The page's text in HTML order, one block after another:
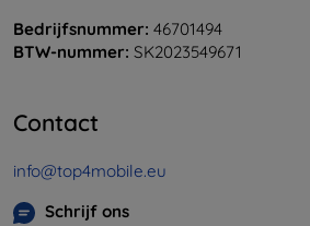
Bedrijfsnummer: 46701494
BTW-nummer: SK2023549671
Contact
info@top4mobile.eu
Schrijf ons